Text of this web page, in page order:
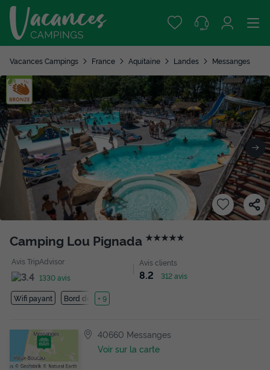
Vacances Campings France Aquitaine Landes Messanges
Camping Lou Pignada ★★★★★
Avis TripAdvisor
1330 avis
Avis clients
8.2 312 avis
Wifi payant Bord de mer
+ 9
40660 Messanges
Voir sur la carte